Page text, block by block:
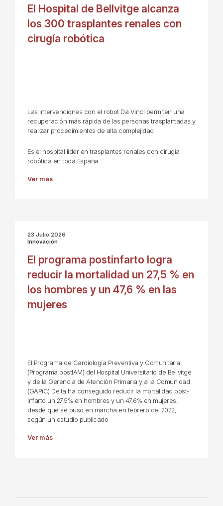
El Hospital de Bellvitge alcanza
los 300 trasplantes renales con
cirugía robótica
Las intervenciones con el robot Da Vinci permiten una
recuperación más rápida de las personas trasplantadas y
realizar procedimientos de alta complejidad
Es el hospital líder en trasplantes renales con cirugía
robótica en toda España
Ver más
23 Julio 2026
Innovación
El programa postinfarto logra
reducir la mortalidad un 27,5 % en
los hombres y un 47,6 % en las
mujeres
El Programa de Cardiología Preventiva y Comunitaria
(Programa postIAM) del Hospital Universitario de Bellvitge
y de la Gerencia de Atención Primaria y a la Comunidad
(GAPiC) Delta ha conseguido reducir la mortalidad post-
infarto un 27,5% en hombres y un 47,6% en mujeres,
desde que se puso en marcha en febrero del 2022,
según un estudio publicado
Ver más